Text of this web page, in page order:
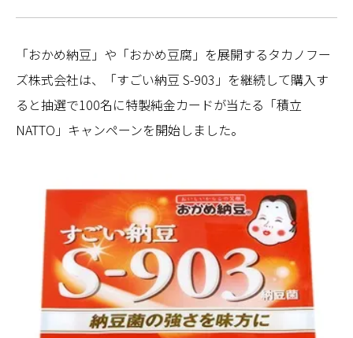
「おかめ納豆」や「おかめ豆腐」を展開するタカノフー
ズ株式会社は、「すごい納豆 S-903」を継続して購入す
ると抽選で100名に特製純金カードが当たる「積立
NATTO」キャンペーンを開始しました。